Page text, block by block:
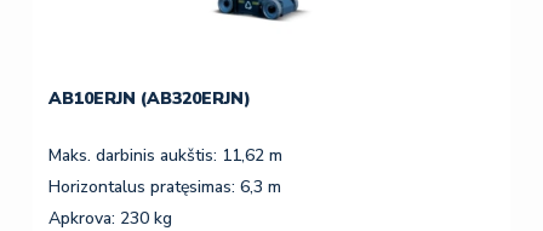
AB10ERJN (AB320ERJN)
Maks. darbinis aukštis: 11,62 m
Horizontalus pratęsimas: 6,3 m
Apkrova: 230 kg